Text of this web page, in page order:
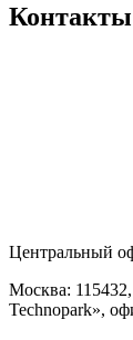
Контакты
Центральный
Москва:
Technopark»,